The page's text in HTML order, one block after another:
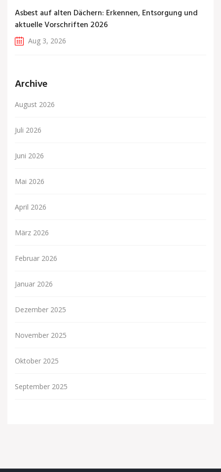
Asbest auf alten Dächern: Erkennen, Entsorgung und
aktuelle Vorschriften 2026
Aug 3, 2026
Archive
August 2026
Juli 2026
Juni 2026
Mai 2026
April 2026
März 2026
Februar 2026
Januar 2026
Dezember 2025
November 2025
Oktober 2025
September 2025